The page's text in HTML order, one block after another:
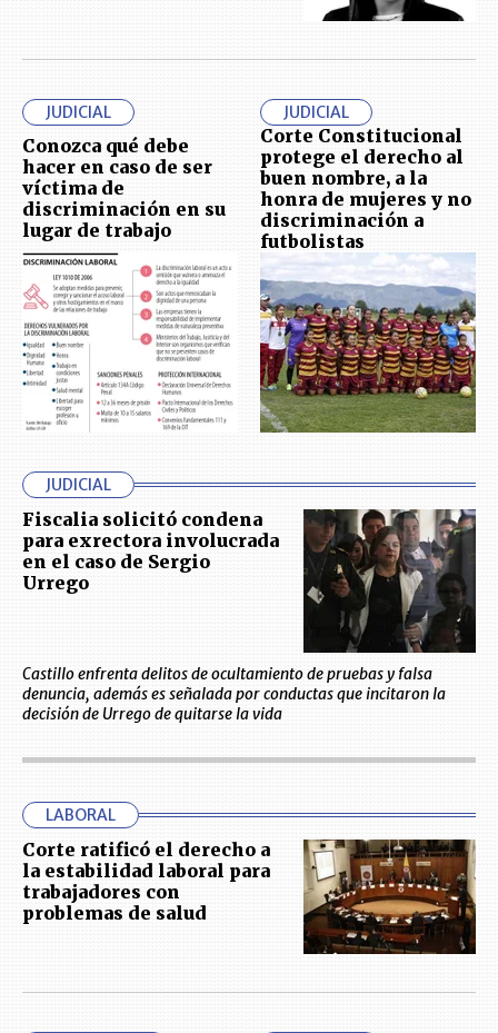
JUDICIAL
Conozca qué debe
hacer en caso de ser
víctima de
discriminación en su
lugar de trabajo
JUDICIAL
Corte Constitucional
protege el derecho al
buen nombre, a la
honra de mujeres y no
discriminación a
futbolistas
JUDICIAL
Fiscalia solicitó condena
para exrectora involucrada
en el caso de Sergio
Urrego
Castillo enfrenta delitos de ocultamiento de pruebas y falsa
denuncia, además es señalada por conductas que incitaron la
decisión de Urrego de quitarse la vida
LABORAL
Corte ratificó el derecho a
la estabilidad laboral para
trabajadores con
problemas de salud